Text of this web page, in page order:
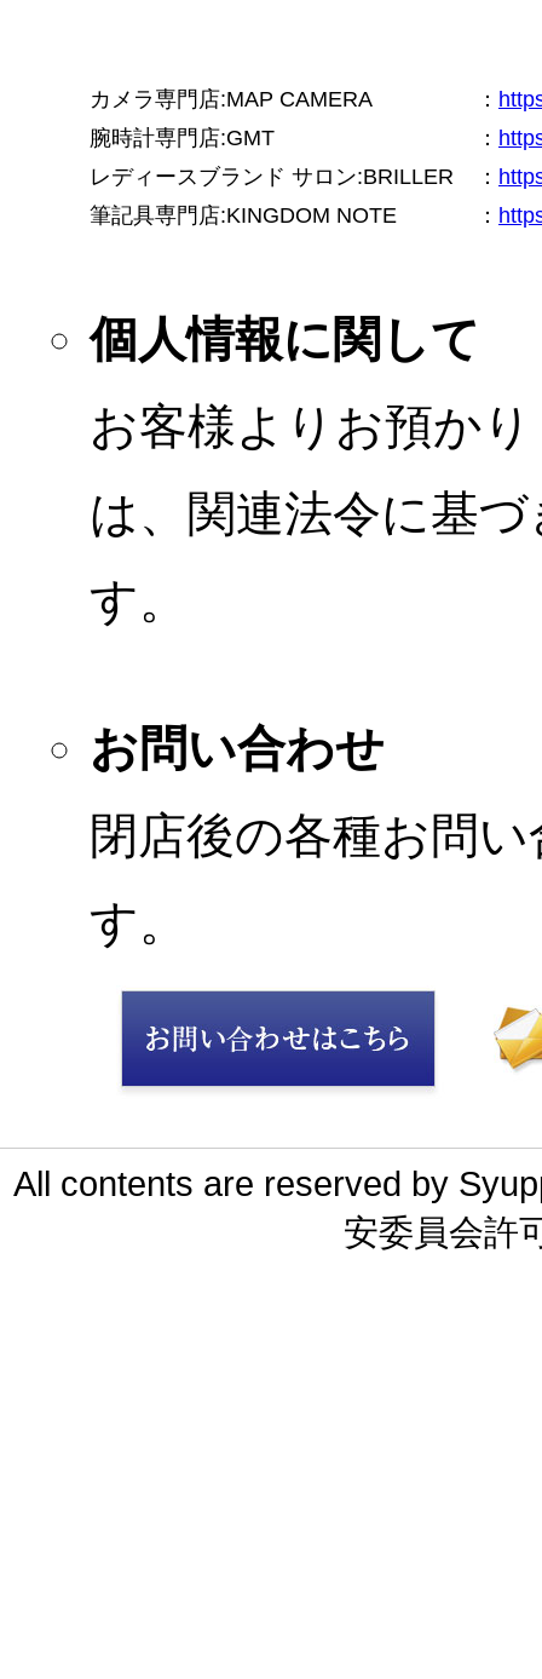
カメラ専門店:MAP CAMERA ：
腕時計専門店:GMT
：
レディースブランド サロン:BRILLER
：
筆記具専門店:KINGDOM NOTE
：
個人情報に関して
お客様よりお預か
は、関連法令に基
す。
お問い合わせ
閉店後の各種お問
す。
All contents are reserved by
安委員会許